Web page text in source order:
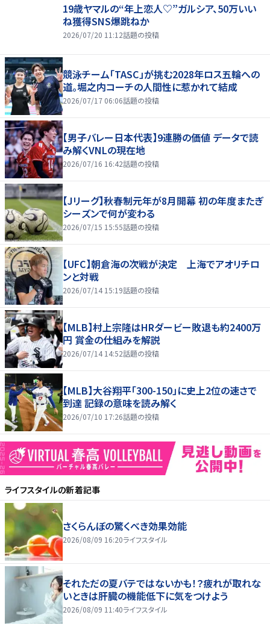
19歳ヤマルの“年上恋人♡”ガルシア、50万いい
ね獲得SNS爆跳ねか
2026/07/20 11:12話題の投稿
競泳チーム「TASC」が挑む2028年ロス五輪への
道。堀之内コーチの人間性に惹かれて結成
2026/07/17 06:06話題の投稿
【男子バレー日本代表】9連勝の価値 データで読
み解くVNLの現在地
2026/07/16 16:42話題の投稿
【Jリーグ】秋春制元年が8月開幕 初の年度またぎ
シーズンで何が変わる
2026/07/15 15:55話題の投稿
【UFC】朝倉海の次戦が決定 上海でアオリチロ
ンと対戦
2026/07/14 15:19話題の投稿
【MLB】村上宗隆はHRダービー敗退も約2400万
円 賞金の仕組みを解説
2026/07/14 14:52話題の投稿
【MLB】大谷翔平「300-150」に史上2位の速さで
到達 記録の意味を読み解く
2026/07/10 17:26話題の投稿
ライフスタイルの新着記事
さくらんぼの驚くべき効果効能
2026/08/09 16:20ライフスタイル
それただの夏バテではないかも！？疲れが取れな
いときは肝臓の機能低下に気をつけよう
2026/08/09 11:40ライフスタイル